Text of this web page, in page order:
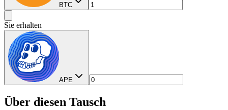
BTC
Sie erhalten
APE
Über diesen Tausch